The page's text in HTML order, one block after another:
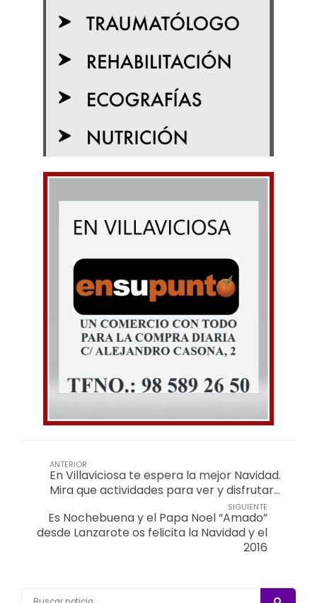
ANTERIOR
En Villaviciosa te espera la mejor Navidad.
Mira que actividades para ver y disfrutar…
SIGUIENTE
Es Nochebuena y el Papa Noel “Amado”
desde Lanzarote os felicita la Navidad y el
2016